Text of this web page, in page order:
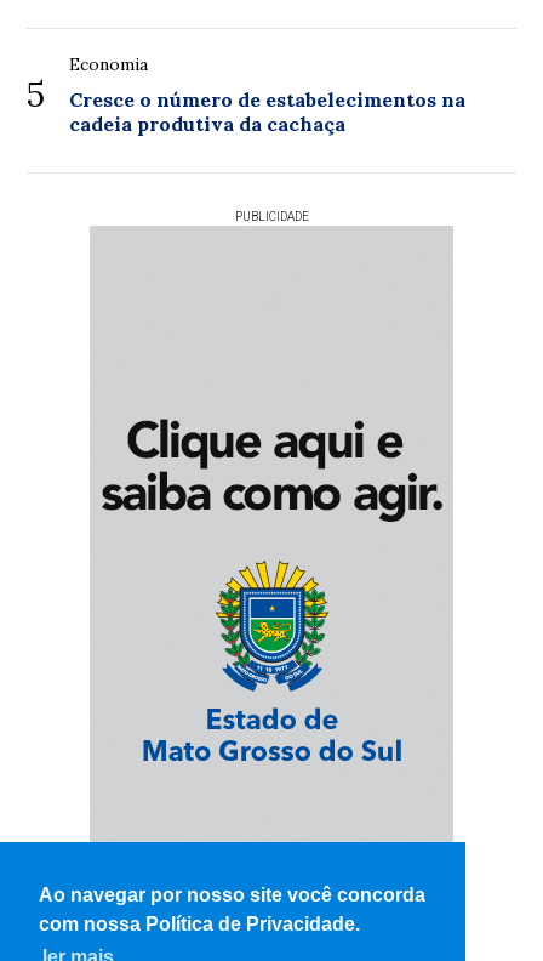
Ao navegar por nosso site você concorda
com nossa Política de Privacidade.
5
Economia
Cresce o número de estabelecimentos na
cadeia produtiva da cachaça
PUBLICIDADE